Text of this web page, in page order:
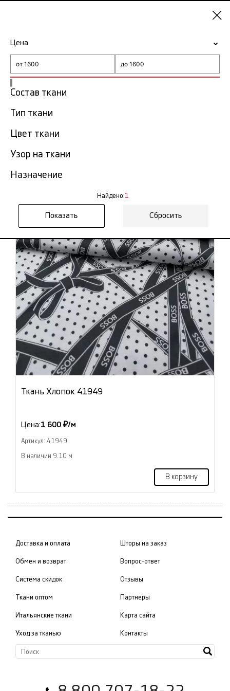
ГлавнаяТкань Hugo Boss
Ткань Hugo Boss в Нижнем
Цена
Состав ткани
Тип ткани
Цвет ткани
Узор на ткани
Назначение
Найдено:1
Сбросить
Ткань Хлопок 41949
Цена:1 600 ₽/м
Артикул: 41949
В наличии 9.10 м
В корзину
Доставка и оплата
Обмен и возврат
Система скидок
Ткани оптом
Итальянские ткани
Уход за тканью
Шторы на заказ
Вопрос-ответ
Отзывы
Партнеры
Карта сайта
Контакты